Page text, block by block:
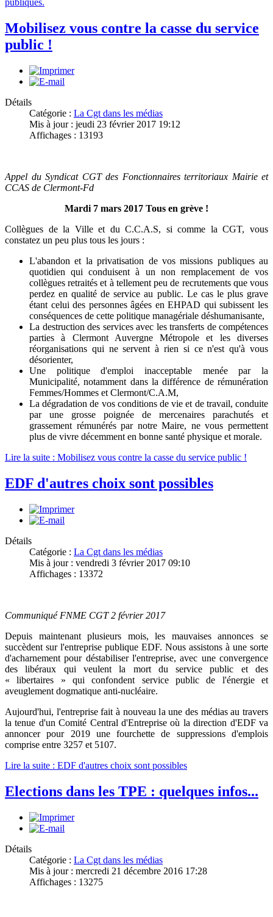
publiques.
Mobilisez vous contre la casse du service
public !
Détails
Catégorie : La Cgt dans les médias
Mis à jour : jeudi 23 février 2017 19:12
Affichages : 13193
Appel du Syndicat CGT des Fonctionnaires territoriaux Mairie et
CCAS de Clermont-Fd
Mardi 7 mars 2017 Tous en grève !
Collègues de la Ville et du C.C.A.S, si comme la CGT, vous
constatez un peu plus tous les jours :
L'abandon et la privatisation de vos missions publiques au
quotidien qui conduisent à un non remplacement de vos
collègues retraités et à tellement peu de recrutements que vous
perdez en qualité de service au public. Le cas le plus grave
étant celui des personnes âgées en EHPAD qui subissent les
conséquences de cette politique managériale déshumanisante,
La destruction des services avec les transferts de compétences
parties à Clermont Auvergne Métropole et les diverses
réorganisations qui ne servent à rien si ce n'est qu'à vous
désorienter,
Une politique d'emploi inacceptable menée par la
Municipalité, notamment dans la différence de rémunération
Femmes/Hommes et Clermont/C.A.M,
La dégradation de vos conditions de vie et de travail, conduite
par une grosse poignée de mercenaires parachutés et
grassement rémunérés par notre Maire, ne vous permettent
plus de vivre décemment en bonne santé physique et morale.
Lire la suite : Mobilisez vous contre la casse du service public !
EDF d'autres choix sont possibles
Détails
Catégorie : La Cgt dans les médias
Mis à jour : vendredi 3 février 2017 09:10
Affichages : 13372
Communiqué FNME CGT 2 février 2017
Depuis maintenant plusieurs mois, les mauvaises annonces se
succèdent sur l'entreprise publique EDF. Nous assistons à une sorte
d'acharnement pour déstabiliser l'entreprise, avec une convergence
des libéraux qui veulent la mort du service public et des
« libertaires » qui confondent service public de l'énergie et
aveuglement dogmatique anti-nucléaire.
Aujourd'hui, l'entreprise fait à nouveau la une des médias au travers
la tenue d'un Comité Central d'Entreprise où la direction d'EDF va
annoncer pour 2019 une fourchette de suppressions d'emplois
comprise entre 3257 et 5107.
Lire la suite : EDF d'autres choix sont possibles
Elections dans les TPE : quelques infos...
Détails
Catégorie : La Cgt dans les médias
Mis à jour : mercredi 21 décembre 2016 17:28
Affichages : 13275